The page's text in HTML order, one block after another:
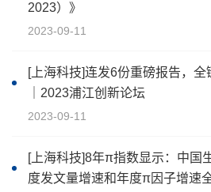
2023）》
2023-09-11
[上海科技]连发6份重磅报告，
｜2023浦江创新论坛
2023-09-11
[上海科技]8年π指数显示：中国
度发文量增速和年度π因子增速